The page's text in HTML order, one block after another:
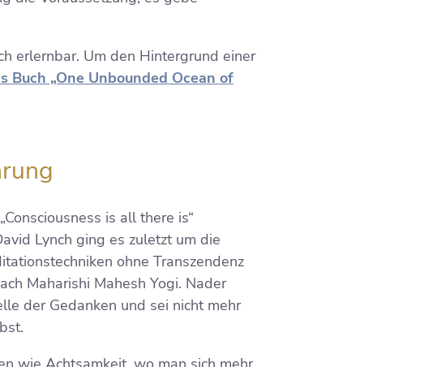
erlernbar. Um den Hintergrund einer
Buch „One Unbounded Ocean of
is all there is“
Lynch ging es zuletzt um die
ohne Transzendenz
Maharishi Mahesh Yogi. Nader
der Gedanken und sei nicht mehr